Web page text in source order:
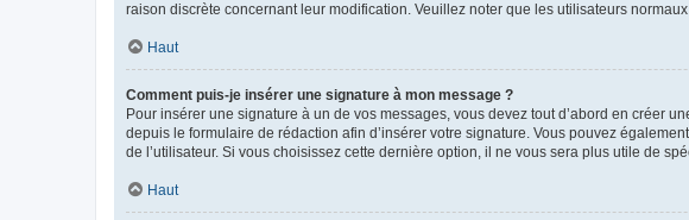
raison discrète concernant leur modification. Veuillez noter que les utilisateurs
Haut
Comment puis-je insérer une signature à mon message ?
Pour insérer une signature à un de vos messages, vous devez tout d’abord en créer
depuis le formulaire de rédaction afin d’insérer votre signature. Vous pouvez
de l’utilisateur. Si vous choisissez cette dernière option, il ne vous sera plus utile de
Haut